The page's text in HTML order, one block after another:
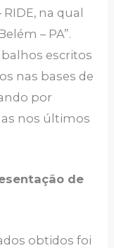
na qual
– PA”.
escritos
nas bases de
por
nos últimos
de
obtidos foi